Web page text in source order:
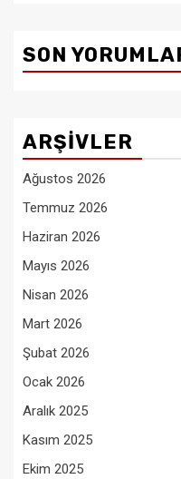
SON
ARŞIVLER
Ağustos 2026
Temmuz 2026
Haziran 2026
Mayıs 2026
Nisan 2026
Mart 2026
Şubat 2026
Ocak 2026
Aralık 2025
Kasım 2025
Ekim 2025